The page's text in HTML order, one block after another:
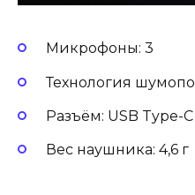
Микрофоны: 3
Технология
Разъём: USB Type-C
Вес наушника: 4,6 г